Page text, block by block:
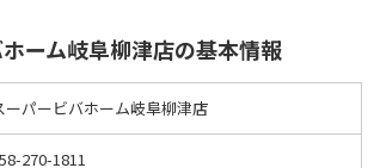
ーム岐阜柳津店の基本情報
ーパービバホーム岐阜柳津店
270-1811